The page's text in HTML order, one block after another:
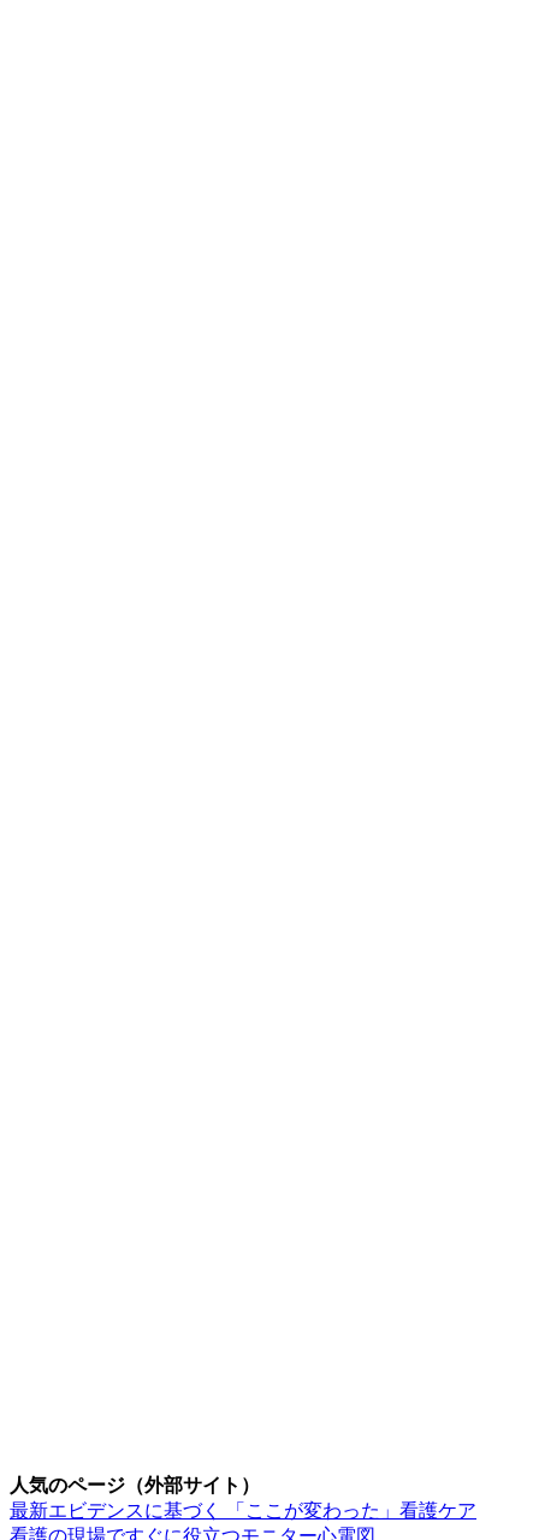
人気のページ（外部サイト）
最新エビデンスに基づく 「ここが変わった」看護ケア
看護の現場ですぐに役立つモニター心電図